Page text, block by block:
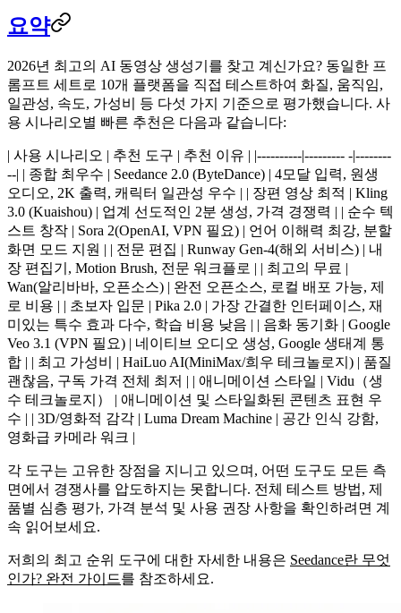
요약
2026년 최고의 AI 동영상 생성기 를 찾고 계신가요? 동일한 프
롬프트 세트로 10개 플랫폼을 직접 테스트하여 화질, 움직임,
일관성, 속도, 가성비 등 다섯 가지 기준으로 평가했습니다. 사
용 시나리오별 빠른 추천은 다음과 같습니다:
| 사용 시나리오 | 추천 도구 | 추천 이유 | |----------|--------- -|--------
--| | 종합 최우수 | Seedance 2.0 (ByteDance) | 4모달 입력, 원생
오디오, 2K 출력, 캐릭터 일관성 우수 | | 장편 영상 최적 | Kling
3.0 (Kuaishou) | 업계 선도적인 2분 생성, 가격 경쟁력 | | 순수 텍
스트 창작 | Sora 2(OpenAI, VPN 필요) | 언어 이해력 최강, 분할
화면 모드 지원 | | 전문 편집 | Runway Gen-4(해외 서비스) | 내
장 편집기, Motion Brush, 전문 워크플로 | | 최고의 무료 |
Wan(알리바바, 오픈소스) | 완전 오픈소스, 로컬 배포 가능, 제
로 비용 | | 초보자 입문 | Pika 2.0 | 가장 간결한 인터페이스, 재
미있는 특수 효과 다수, 학습 비용 낮음 | | 음화 동기화 | Google
Veo 3.1 (VPN 필요) | 네이티브 오디오 생성, Google 생태계 통
합 | | 최고 가성비
| HaiLuo AI(MiniMax/희우 테크놀로지) | 품질
괜찮음, 구독 가격 전체 최저 | | 애니메이션 스타일 | Vidu（생
수 테크놀로지） | 애니메이션 및 스타일화된 콘텐츠 표현 우
수 | | 3D/영화적 감각 | Luma Dream Machine | 공간 인식 강함,
영화급 카메라 워크 |
각 도구는 고유한 장점을 지니고 있으며, 어떤 도구도 모든 측
면에서 경쟁사를 압도하지는 못합니다. 전체 테스트 방법, 제
품별 심층 평가, 가격 분석 및 사용 권장 사항을 확인하려면 계
속 읽어보세요.
저희의 최고 순위 도구에 대한 자세한 내용은 Seedance란 무엇
인가? 완전 가이드를 참조하세요.